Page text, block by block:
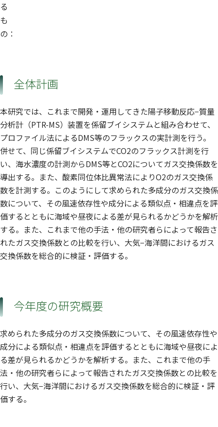
る
も
の：
全体計画
本研究では、これまで開発・運用してきた陽子移動反応−質量
分析計（PTR-MS）装置を係留ブイシステムと組み合わせて、
プロファイル法によるDMS等のフラックスの実計測を行う。
併せて、同じ係留ブイシステムでCO2のフラックス計測を行
い、海水濃度の計測からDMS等とCO2についてガス交換係数を
導出する。また、酸素同位体比異常法によりO2のガス交換係
数を計測する。このようにして求められた多成分のガス交換係
数について、その風速依存性や成分による類似点・相違点を評
価するとともに海域や昼夜による差が見られるかどうかを解析
する。また、これまで他の手法・他の研究者らによって報告さ
れたガス交換係数との比較を行い、大気−海洋間におけるガス
交換係数を総合的に検証・評価する。
今年度の研究概要
求められた多成分のガス交換係数について、その風速依存性や
成分による類似点・相違点を評価するとともに海域や昼夜によ
る差が見られるかどうかを解析する。また、これまで他の手
法・他の研究者らによって報告されたガス交換係数との比較を
行い、大気−海洋間におけるガス交換係数を総合的に検証・評
価する。